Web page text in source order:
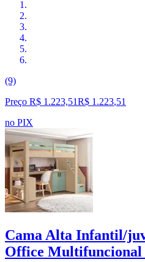
(9)
Preço R$ 1.223,51R$ 1.223,51
no PIX
Cama Alta Infantil/
Office Multifuncional